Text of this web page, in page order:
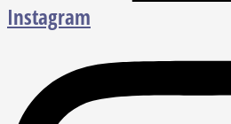
Instagram